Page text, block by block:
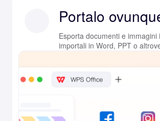
Portalo
Esporta documenti e
importali in Word, PPT o